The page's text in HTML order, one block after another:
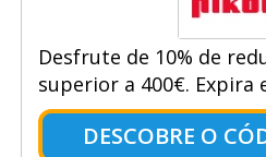
Desfrute de 10% de
superior a 400€. Expira
DESCOBRE O